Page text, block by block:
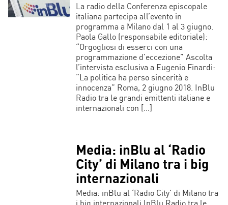
La radio della Conferenza episcopale
italiana partecipa all’evento in
programma a Milano dal 1 al 3 giugno.
Paola Gallo (responsabile editoriale):
“Orgogliosi di esserci con una
programmazione d’eccezione” Ascolta
l’intervista esclusiva a Eugenio Finardi:
“La politica ha perso sincerità e
innocenza” Roma, 2 giugno 2018. InBlu
Radio tra le grandi emittenti italiane e
internazionali con […]
Media: inBlu al ‘Radio
City’ di Milano tra i big
internazionali
Media: inBlu al ‘Radio City’ di Milano tra
i big internazionali InBlu Radio tra le